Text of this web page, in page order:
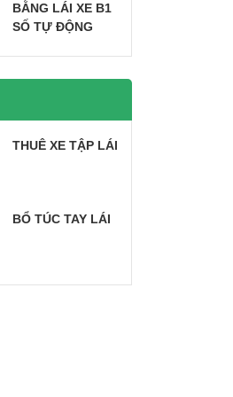
BẰNG LÁI XE B1
SỐ TỰ ĐỘNG
THUÊ XE TẬP LÁI
BỔ TÚC TAY LÁI